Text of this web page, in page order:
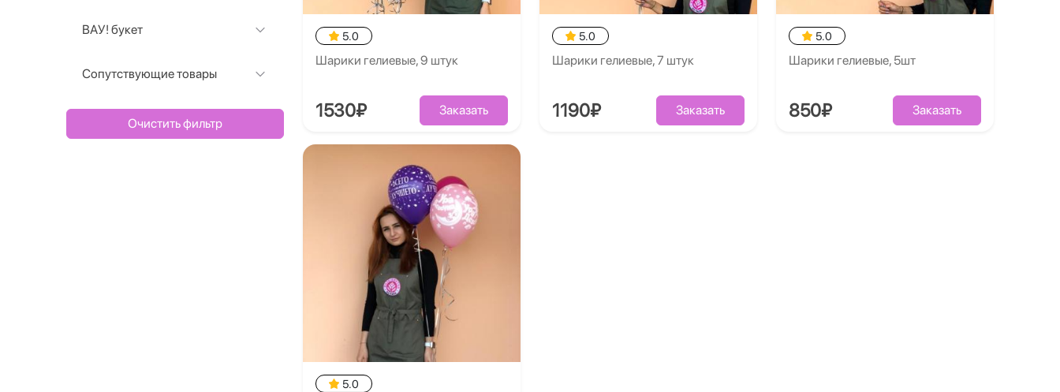
ВАУ! букет
Сопутствующие товары
Очистить фильтр
5.0
Шарики гелиевые, 9 штук
1530₽ Заказать
5.0
Шарики гелиевые, 7 штук
1190₽ Заказать
5.0
Шарики гелиевые, 5шт
850₽ Заказать
5.0